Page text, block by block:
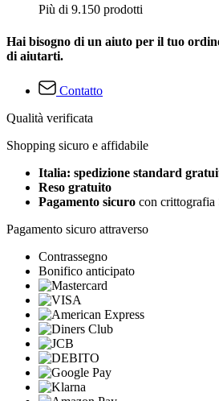
Più di 9.150 prodotti
Hai bisogno di un aiuto per il tuo
di aiutarti.
Contatto
Qualità verificata
Shopping sicuro e affidabile
Italia: spedizione standard
Reso gratuito
Pagamento sicuro con crittografia
Pagamento sicuro attraverso
Contrassegno
Bonifico anticipato